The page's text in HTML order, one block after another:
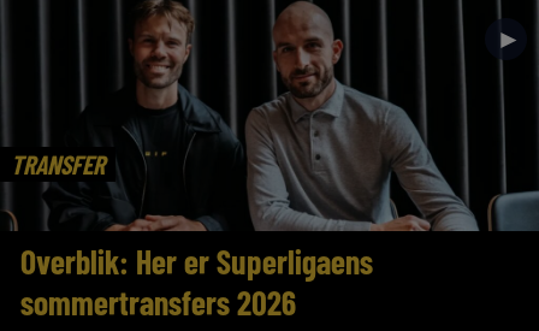
TRANSFER
►
Overblik: Her er Superligaens
sommertransfers 2026